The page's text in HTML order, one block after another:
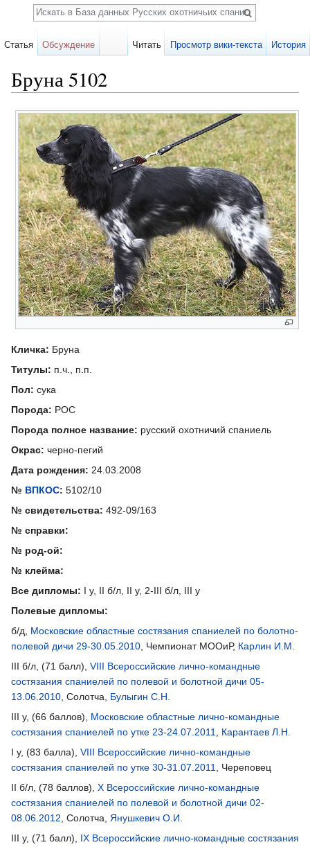
Бруна 5102
Карточка
собаки
Кличка: Бруна
Титулы: п.ч., п.п.
Пол: сука
Порода: РОС
Порода полное название: русский охотничий спаниель
Окрас: черно-пегий
Дата рождения: 24.03.2008
№ ВПКОС: 5102/10
№ свидетельства: 492-09/163
№ справки:
№ род-ой:
№ клейма:
Все дипломы: I у, II б/л, II у, 2-III б/л, III у
Полевые дипломы:
б/д, Московские областные состязания спаниелей по болотно-
полевой дичи 29-30.05.2010 , Чемпионат МООиР, Карлин И.М.
III б/л, (71 балл), VIII Всероссийские лично-командные
состязания спаниелей по полевой и болотной дичи 05-
13.06.2010 , Солотча, Булыгин С.Н.
III у, (66 баллов), Московские областные лично-командные
состязания спаниелей по утке 23-24.07.2011
Карантаев Л.Н.
I у, (83 балла), VIII Всероссийские лично-командные
состязания спаниелей по утке 30-31.07.2011
, Череповец
II б/л, (78 баллов), X Всероссийские лично-командные
состязания спаниелей по полевой и болотной дичи 02-
08.06.2012 , Солотча, Янушкевич О.И.
III у, (71 балл), IХ Всероссийские лично-командные состязания
Статья Обсуждение Читать Просмотр вики-текста История
Поиск